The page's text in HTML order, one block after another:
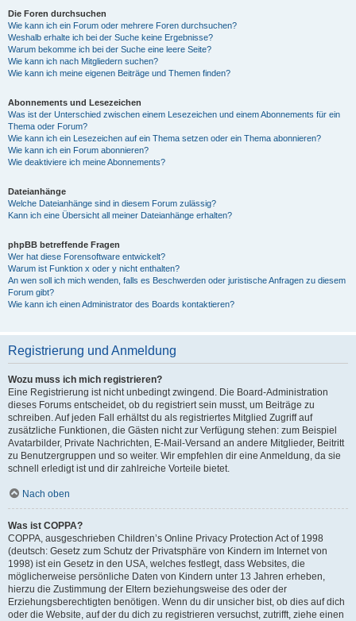
Die Foren durchsuchen
Wie kann ich ein Forum oder mehrere Foren durchsuchen?
Weshalb erhalte ich bei der Suche keine Ergebnisse?
Warum bekomme ich bei der Suche eine leere Seite?
Wie kann ich nach Mitgliedern suchen?
Wie kann ich meine eigenen Beiträge und Themen finden?
Abonnements und Lesezeichen
Was ist der Unterschied zwischen einem Lesezeichen und einem Abonnements für ein
Thema oder Forum?
Wie kann ich ein Lesezeichen auf ein Thema setzen oder ein Thema abonnieren?
Wie kann ich ein Forum abonnieren?
Wie deaktiviere ich meine Abonnements?
Dateianhänge
Welche Dateianhänge sind in diesem Forum zulässig?
Kann ich eine Übersicht all meiner Dateianhänge erhalten?
phpBB betreffende Fragen
Wer hat diese Forensoftware entwickelt?
Warum ist Funktion x oder y nicht enthalten?
An wen soll ich mich wenden, falls es Beschwerden oder juristische Anfragen zu diesem
Forum gibt?
Wie kann ich einen Administrator des Boards kontaktieren?
Registrierung und Anmeldung
Wozu muss ich mich registrieren?
Eine Registrierung ist nicht unbedingt zwingend. Die Board-Administration
dieses Forums entscheidet, ob du registriert sein musst, um Beiträge zu
schreiben. Auf jeden Fall erhältst du als registriertes Mitglied Zugriff auf
zusätzliche Funktionen, die Gästen nicht zur Verfügung stehen: zum Beispiel
Avatarbilder, Private Nachrichten, E-Mail-Versand an andere Mitglieder, Beitritt
zu Benutzergruppen und so weiter. Wir empfehlen dir eine Anmeldung, da sie
schnell erledigt ist und dir zahlreiche Vorteile bietet.
Nach oben
Was ist COPPA?
COPPA, ausgeschrieben Children’s Online Privacy Protection Act of 1998
(deutsch: Gesetz zum Schutz der Privatsphäre von Kindern im Internet von
1998) ist ein Gesetz in den USA, welches festlegt, dass Websites, die
möglicherweise persönliche Daten von Kindern unter 13 Jahren erheben,
hierzu die Zustimmung der Eltern beziehungsweise des oder der
Erziehungsberechtigten benötigen. Wenn du dir unsicher bist, ob dies auf dich
oder die Website, auf der du dich zu registrieren versuchst, zutrifft, ziehe einen